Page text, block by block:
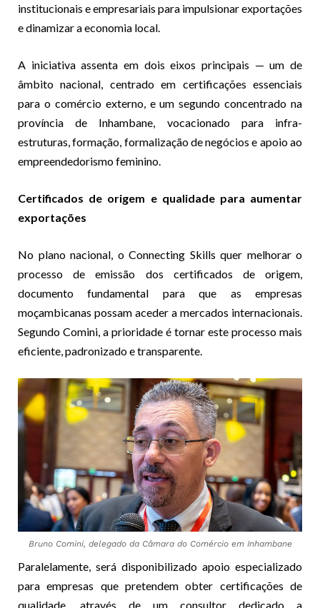
institucionais e empresariais para impulsionar exportações
e dinamizar a economia local.
A iniciativa assenta em dois eixos principais — um de
âmbito nacional, centrado em certificações essenciais
para o comércio externo, e um segundo concentrado na
província de Inhambane, vocacionado para infra-
estruturas, formação, formalização de negócios e apoio ao
empreendedorismo feminino.
Certificados de origem e qualidade para aumentar
exportações
No plano nacional, o Connecting Skills quer melhorar o
processo de emissão dos certificados de origem,
documento fundamental para que as empresas
moçambicanas possam aceder a mercados internacionais.
Segundo Comini, a prioridade é tornar este processo mais
eficiente, padronizado e transparente.
Bruno Comini, delegado da Câmara do Comércio em Inhambane
Paralelamente, será disponibilizado apoio especializado
para empresas que pretendem obter certificações de
qualidade, através de um consultor dedicado a